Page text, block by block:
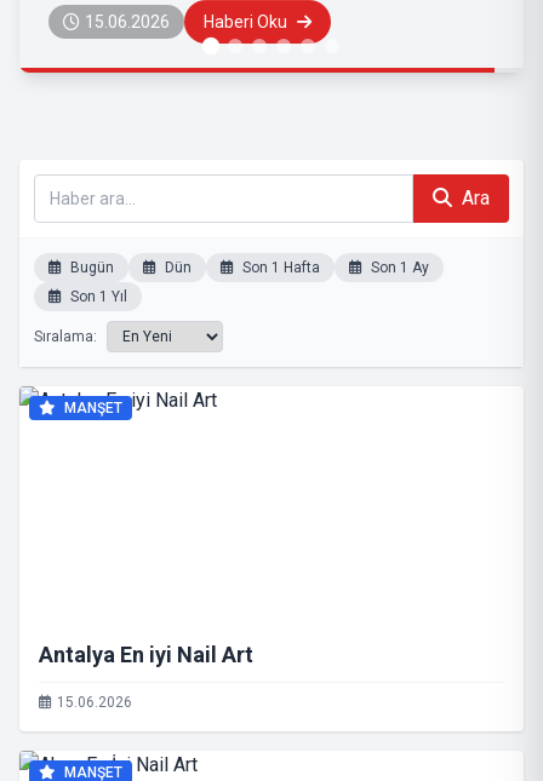
15.06.2026 Haberi Oku
Ara
Bugün Dün Son 1 Hafta
Son 1 Ay
Son 1 Yıl
Sıralama:
MANŞET
Antalya En iyi Nail Art
15.06.2026
MANŞET